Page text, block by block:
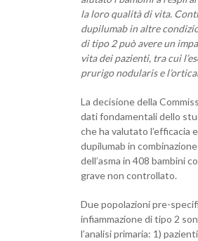
la loro qualità di vita.
dupilumab in altre
di tipo 2 può avere un
vita dei pazienti, tra cui
prurigo nodularis e
La decisione della
dati fondamentali dello
che ha valutato l’efficacia
dupilumab in
dell’asma in 408 bambini
grave non controllato.
Due popolazioni pre-
infiammazione di tipo 2
l’analisi primaria: 1)